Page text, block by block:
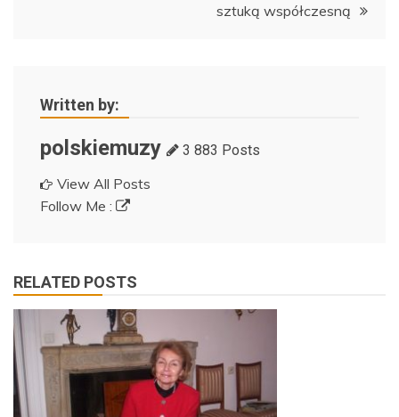
sztuką współczesną
Written by:
polskiemuzy 3 883 Posts
View All Posts
Follow Me :
RELATED POSTS